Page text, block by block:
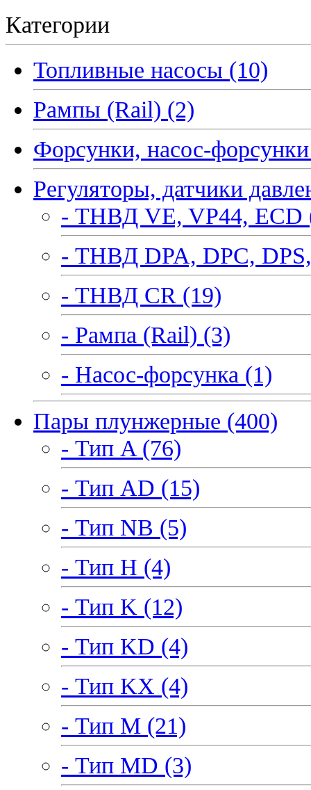
Категории
Топливные насосы (10)
Рампы (Rail) (2)
Форсунки, насос-
Регуляторы, датчики
- ТНВД VE, VP44, ECD
- ТНВД DPA, DPC,
- ТНВД CR (19)
- Рампа (Rail) (3)
- Насос-форсунка (1)
Пары плунжерные (400)
- Тип A (76)
- Тип AD (15)
- Тип NB (5)
- Тип H (4)
- Тип K (12)
- Тип KD (4)
- Тип KX (4)
- Тип M (21)
- Тип MD (3)